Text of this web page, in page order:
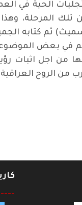
الحية في
تلك
ثم كتابه
في بعض
من اجل اثبات
من الروح